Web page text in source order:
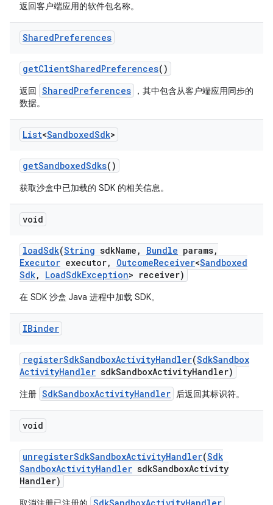
返回客户端应用的软件包名称。
SharedPreferences
getClientSharedPreferences()
返回 SharedPreferences
，其中包含从客户端应用同步的
数据。
List<SandboxedSdk>
getSandboxedSdks()
获取沙盒中已加载的 SDK 的相关信息。
void
loadSdk(String sdkName , Bundle params,
Executor executor, OutcomeReceiver<Sandboxed
Sdk, LoadSdkException> receiver)
在 SDK 沙盒 Java 进程中加载 SDK。
IBinder
registerSdkSandboxActivityHandler(SdkSandbox
ActivityHandler sdkSandboxActivityHandler)
注册 SdkSandboxActivityHandler 后返回其标识符。
void
unregisterSdkSandboxActivityHandler(Sdk
SandboxActivityHandler sdkSandboxActivity
Handler)